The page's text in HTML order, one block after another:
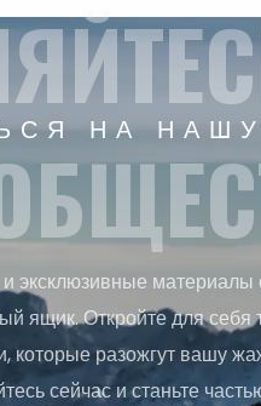
НА
эксклюзивные
ящик. Откройте для себя
разожгут вашу
сейчас и станьте